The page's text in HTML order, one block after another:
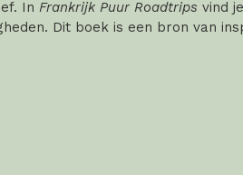
In Frankrijk Puur Roadtrips vind
Dit boek is een bron van